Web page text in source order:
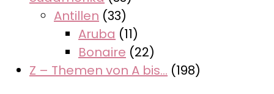
Antillen (33)
Aruba (11)
Bonaire (22)
Z – Themen von A bis… (198)